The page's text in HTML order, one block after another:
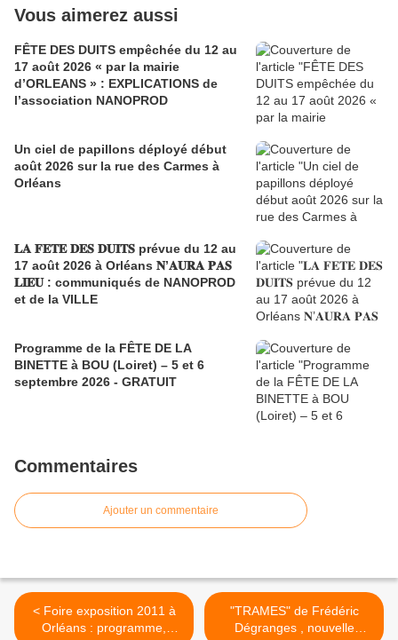
Vous aimerez aussi
FÊTE DES DUITS empêchée du 12 au
17 août 2026 « par la mairie
d’ORLEANS » : EXPLICATIONS de
l’association NANOPROD
Un ciel de papillons déployé début
août 2026 sur la rue des Carmes à
Orléans
𝐋𝐀 𝐅𝐄𝐓𝐄 𝐃𝐄𝐒 𝐃𝐔𝐈𝐓𝐒 prévue du 12 au
17 août 2026 à Orléans 𝐍’𝐀𝐔𝐑𝐀 𝐏𝐀𝐒
𝐋𝐈𝐄𝐔 : communiqués de NANOPROD
et de la VILLE
Programme de la FÊTE DE LA
BINETTE à BOU (Loiret) – 5 et 6
septembre 2026 - GRATUIT
Commentaires
Ajouter un commentaire
< Foire exposition 2011 à
Orléans : programme,
"TRAMES" de Frédéric
Dégranges , nouvelle